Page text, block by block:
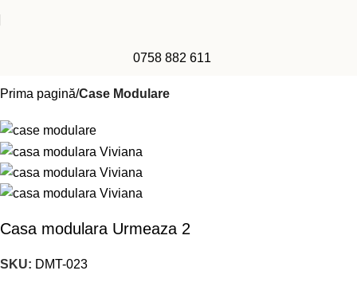
0758 882 611
Prima pagină Case Modulare
Casa modulara Urmeaza 2
SKU: DMT-023